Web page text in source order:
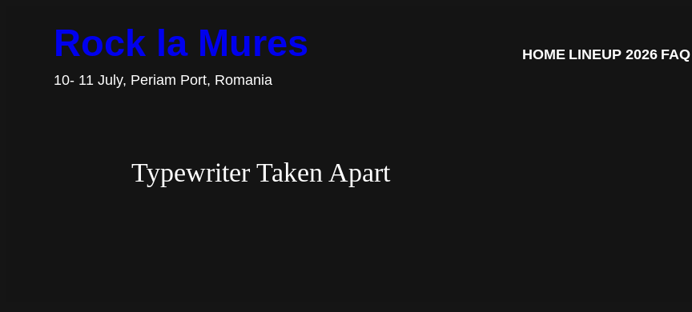
Rock la Mures
10- 11 July, Periam Port, Romania
HOME LINEUP 2026
Typewriter Taken Apart